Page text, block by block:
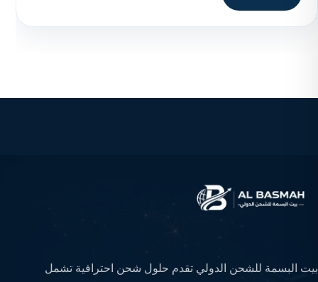
بيت البسمة للشحن الدولي تقدم حلول شحن احترافية تشمل